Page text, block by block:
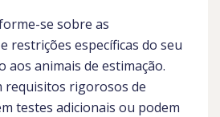
se sobre as
restrições específicas do seu
aos animais de estimação.
requisitos rigorosos de
testes adicionais ou podem